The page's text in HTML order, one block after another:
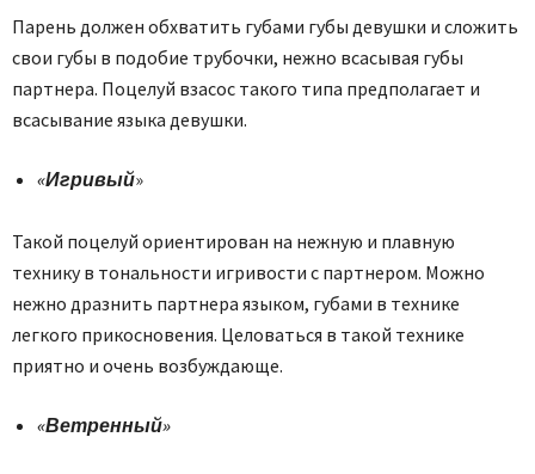
Парень должен обхватить губами губы девушки и сложить
свои губы в подобие трубочки, нежно всасывая губы
партнера. Поцелуй взасос такого типа предполагает и
всасывание языка девушки.
«Игривый»
Такой поцелуй ориентирован на нежную и плавную
технику в тональности игривости с партнером. Можно
нежно дразнить партнера языком, губами в технике
легкого прикосновения. Целоваться в такой технике
приятно и очень возбуждающе.
«Ветренный»